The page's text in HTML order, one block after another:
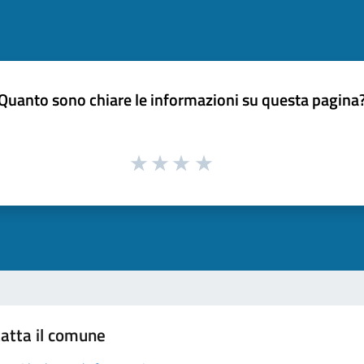
sono chiare le informazioni su questa
il comune